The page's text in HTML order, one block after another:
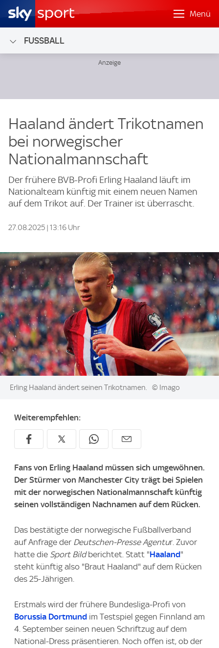
Menü
FUSSBALL
Haaland ändert Trikotnamen
bei norwegischer
Nationalmannschaft
Der frühere BVB-Profi Erling Haaland läuft im
Nationalteam künftig mit einem neuen Namen
auf dem Trikot auf. Der Trainer ist überrascht.
27.08.2025 | 13:16 Uhr
Image:
Erling Haaland ändert seinen Trikotnamen. © Imago
Weiterempfehlen:
Fans von Erling Haaland müssen sich umgewöhnen.
Der Stürmer von Manchester City trägt bei Spielen
mit der norwegischen Nationalmannschaft künftig
seinen vollständigen Nachnamen auf dem Rücken.
Das bestätigte der norwegische Fußballverband
auf Anfrage der Deutschen-Presse Agentur. Zuvor
hatte die Sport Bildberichtet. Statt "Haaland"
steht künftig also "Braut Haaland" auf dem Rücken
des 25-Jährigen.
Erstmals wird der frühere Bundesliga-Profi von
Borussia Dortmund im Testspiel gegen Finnland am
4. September seinen neuen Schriftzug auf dem
National-Dress präsentieren. Noch offen ist, ob der